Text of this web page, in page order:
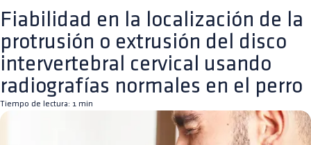
Fiabilidad en la localización de la
protrusión o extrusión del disco
intervertebral cervical usando
radiografías normales en el perro
Tiempo de lectura: 1 min